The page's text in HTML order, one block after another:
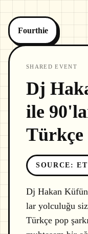
Fourthie
SHARED EVENT
Dj
ile
Türkçe
SOURCE :
Dj Hakan
lar yolculuğu
Türkçe pop